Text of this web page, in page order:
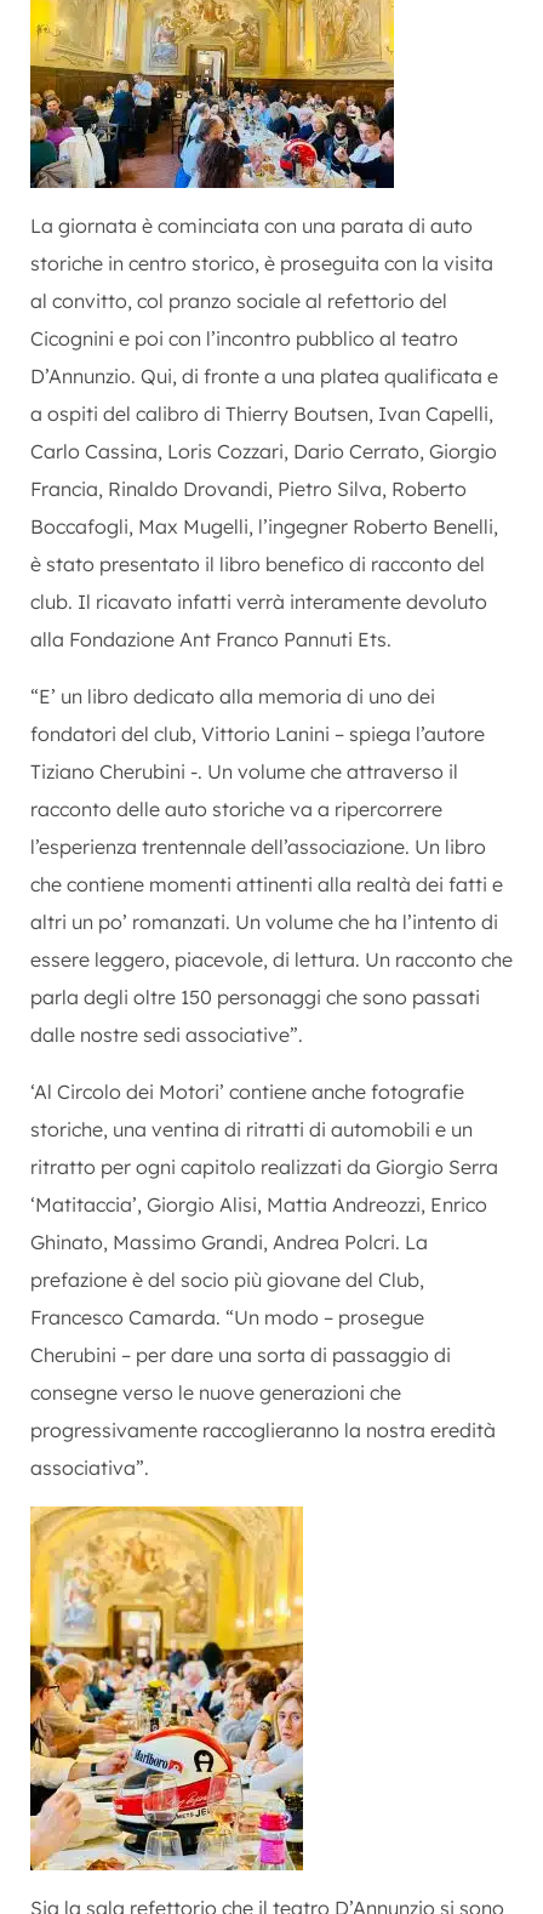
La giornata è cominciata con una parata di auto
storiche in centro storico, è proseguita con la visita
al convitto, col pranzo sociale al refettorio del
Cicognini e poi con l’incontro pubblico al teatro
D’Annunzio. Qui, di fronte a una platea qualificata e
a ospiti del calibro di Thierry Boutsen, Ivan Capelli,
Carlo Cassina, Loris Cozzari, Dario Cerrato, Giorgio
Francia, Rinaldo Drovandi, Pietro Silva, Roberto
Boccafogli, Max Mugelli, l’ingegner Roberto Benelli,
è stato presentato il libro benefico di racconto del
club. Il ricavato infatti verrà interamente devoluto
alla Fondazione Ant Franco Pannuti Ets.
“E’ un libro dedicato alla memoria di uno dei
fondatori del club, Vittorio Lanini – spiega l’autore
Tiziano Cherubini -. Un volume che attraverso il
racconto delle auto storiche va a ripercorrere
l’esperienza trentennale dell’associazione. Un libro
che contiene momenti attinenti alla realtà dei fatti e
altri un po’ romanzati. Un volume che ha l’intento di
essere leggero, piacevole, di lettura. Un racconto che
parla degli oltre 150 personaggi che sono passati
dalle nostre sedi associative”.
‘Al Circolo dei Motori’ contiene anche fotografie
storiche, una ventina di ritratti di automobili e un
ritratto per ogni capitolo realizzati da Giorgio Serra
‘Matitaccia’, Giorgio Alisi, Mattia Andreozzi, Enrico
Ghinato, Massimo Grandi, Andrea Polcri. La
prefazione è del socio più giovane del Club,
Francesco Camarda. “Un modo – prosegue
Cherubini – per dare una sorta di passaggio di
consegne verso le nuove generazioni che
progressivamente raccoglieranno la nostra eredità
associativa”.
Sia la sala refettorio che il teatro D’Annunzio si sono